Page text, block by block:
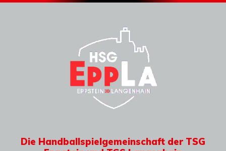
Die Handballspielgemeinschaft der TSG